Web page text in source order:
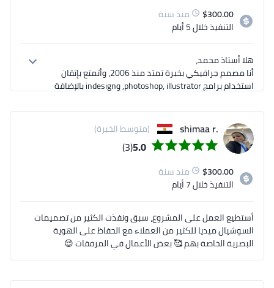
$300.00
منذ سنة
التنفيذخلال 5 أيام
‏أضمن لك تقديم تصاميم مبتكرة واحترافية، مع مراعاة
يسرني اطلاعكم على اعمالي بالمحفظة ,,, تحياتي
.shimaa r (متوسط الخبرة)
5.0
(3)
$300.00
منذ سنة
التنفيذخلال 7 أيام
أستطيع العمل على المشروع، سبق ونفذت الكثير من تصميمات
السوشيال ميديا للكثير من العملاء مع الحفاظ على الهوية
البصرية الخاصة بهم 🥰 بعض الأعمال في المرفقات 😌